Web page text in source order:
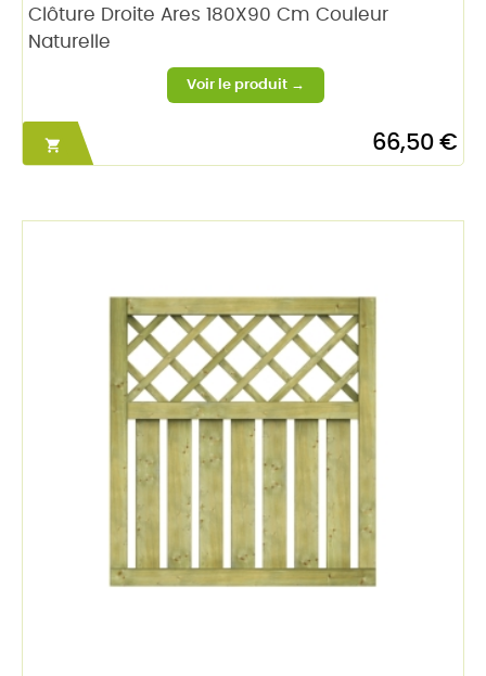
Clôture Droite Ares 180X90 Cm Couleur
Naturelle
 66,50 €